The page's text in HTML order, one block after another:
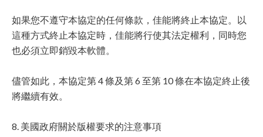
如果您不遵守本協定的任何條款，佳能將終止本協定。以
這種方式終止本協定時，佳能將行使其法定權利，同時您
也必須立即銷毀本軟體。
儘管如此，本協定第 4 條及第 6 至第 10 條在本協定終止後
將繼續有效。
8. 美國政府關於版權要求的注意事項